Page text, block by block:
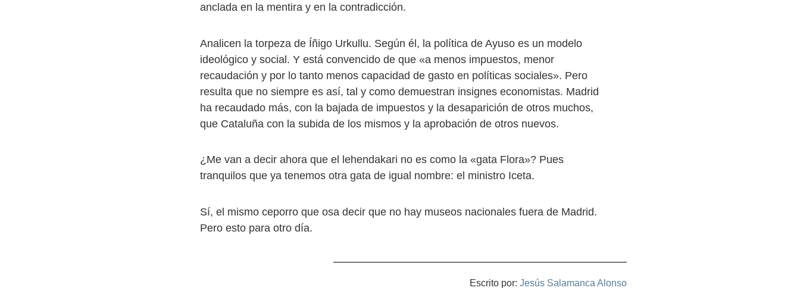
anclada en la mentira y en la contradicción.
Analicen la torpeza de Íñigo Urkullu. Según él, la política de Ayuso es un modelo
ideológico y social. Y está convencido de que «a menos impuestos, menor
recaudación y por lo tanto menos capacidad de gasto en políticas sociales». Pero
resulta que no siempre es así, tal y como demuestran insignes economistas. Madrid
ha recaudado más, con la bajada de impuestos y la desaparición de otros muchos,
que Cataluña con la subida de los mismos y la aprobación de otros nuevos.
¿Me van a decir ahora que el lehendakari no es como la «gata Flora»? Pues
tranquilos que ya tenemos otra gata de igual nombre: el ministro Iceta.
Sí, el mismo ceporro que osa decir que no hay museos nacionales fuera de Madrid.
Pero esto para otro día.
Escrito por: Jesús Salamanca Alonso